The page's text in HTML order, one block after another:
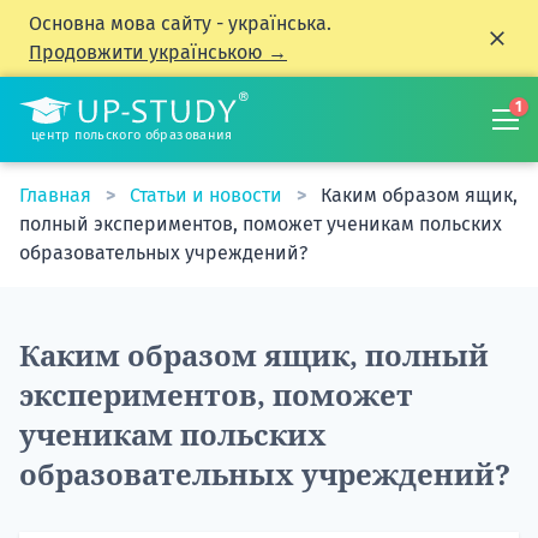
Основна мова сайту - українська.
Продовжити українською →
центр польского образования
1
Главная Статьи и новости
Каким образом ящик,
полный экспериментов, поможет ученикам польских
образовательных учреждений?
Каким образом ящик, полный
экспериментов, поможет
ученикам польских
образовательных учреждений?